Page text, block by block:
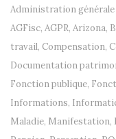
Administration générale
AGFisc, AGPR, Arizona,
travail, Compensation,
Documentation
Fonction publique,
Informations,
Maladie, Manifestation,